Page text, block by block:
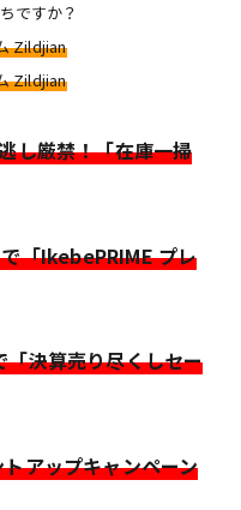
ですか？
Zildjian
Zildjian
し厳禁！「在庫一掃
「IkebePRIME プレ
決算売り尽くしセー
アップキャンペーン